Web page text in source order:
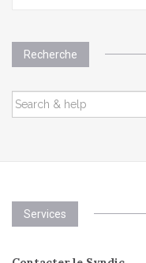
Recherche
SEARCH
FOR:
Services